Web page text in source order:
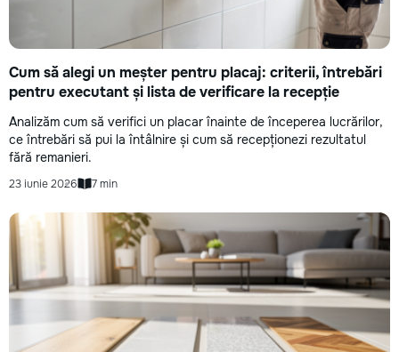
Cum să alegi un meșter pentru placaj: criterii, întrebări
pentru executant și lista de verificare la recepție
Analizăm cum să verifici un placar înainte de începerea lucrărilor,
ce întrebări să pui la întâlnire și cum să recepționezi rezultatul
fără remanieri.
23 iunie 2026 7 min